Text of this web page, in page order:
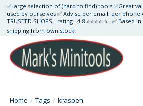
✅Large selection of (hard to find) tools ✅Great
used by ourselves ✅ Advise per email, per phone
TRUSTED SHOPS - rating : 4.8 ⭐⭐⭐⭐ ⭐ . ✅
shipping from own stock
Home / Tags / kraspen